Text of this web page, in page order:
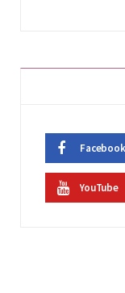
Facebook
YouTube